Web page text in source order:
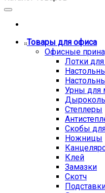
Товары для офиса
Офисные
Лотки
Урны для
Степлеры
Скобы
Ножницы
Клей
Замазки
Скотч